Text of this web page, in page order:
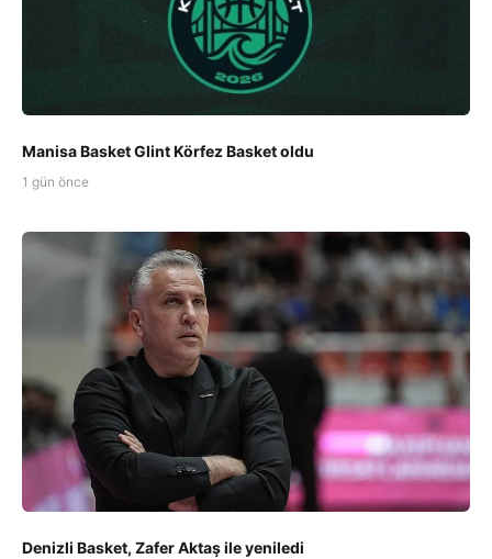
Manisa Basket Glint Körfez Basket oldu
1 gün önce
Denizli Basket, Zafer Aktaş ile yeniledi